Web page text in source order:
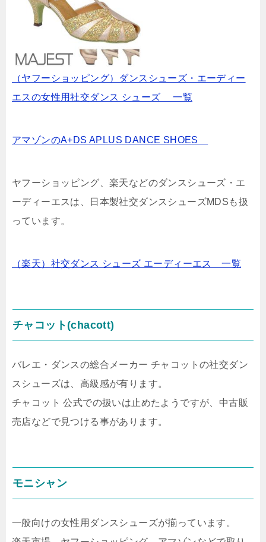
（ヤフーショッピング）ダンスシューズ・エーディー
エスの女性用社交ダンス シューズ 一覧
アマゾンのA+DS APLUS DANCE SHOES
ヤフーショッピング、楽天などのダンスシューズ・エ
ーディーエスは、日本製社交ダンスシューズMDSも扱
っています。
（楽天）社交ダンス シューズ エーディーエス 一覧
チャコット(chacott)
バレエ・ダンスの総合メーカー チャコットの社交ダン
スシューズは、高級感が有ります。
チャコット 公式での扱いは止めたようですが、中古販
売店などで見つける事があります。
モニシャン
一般向けの女性用ダンスシューズが揃っています。